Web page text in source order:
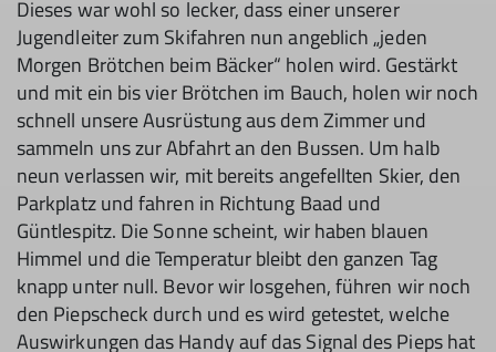
Dieses war wohl so lecker, dass einer unserer
Jugendleiter zum Skifahren nun angeblich „jeden
Morgen Brötchen beim Bäcker“ holen wird. Gestärkt
und mit ein bis vier Brötchen im Bauch, holen wir noch
schnell unsere Ausrüstung aus dem Zimmer und
sammeln uns zur Abfahrt an den Bussen. Um halb
neun verlassen wir, mit bereits angefellten Skier, den
Parkplatz und fahren in Richtung Baad und
Güntlespitz. Die Sonne scheint, wir haben blauen
Himmel und die Temperatur bleibt den ganzen Tag
knapp unter null. Bevor wir losgehen, führen wir noch
den Piepscheck durch und es wird getestet, welche
Auswirkungen das Handy auf das Signal des Pieps hat